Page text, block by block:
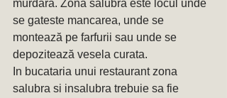
murdara. Zona salubra este locul unde
se gateste mancarea, unde se
montează pe farfurii sau unde se
depozitează vesela curata.
In bucataria unui restaurant zona
salubra si insalubra trebuie sa fie